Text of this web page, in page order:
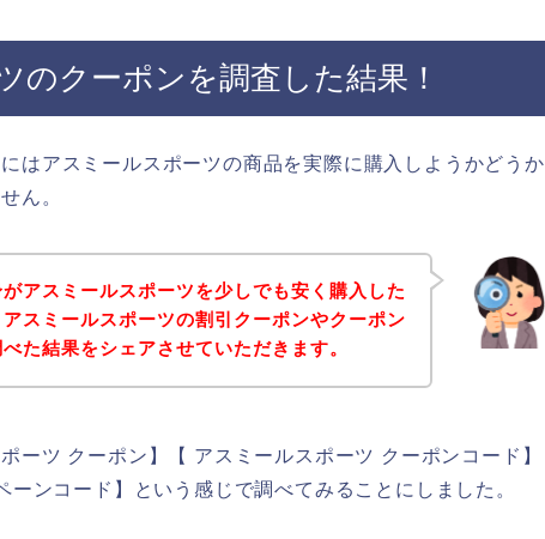
のクーポンを調査した結果！
はアスミールスポーツの商品を実際に購入しようかどうか
ん。
アスミールスポーツを少しでも安く購入した
スミールスポーツの割引クーポンやクーポン
た結果をシェアさせていただきます。
ーツ クーポン】【 アスミールスポーツ クーポンコード】
ーンコード】という感じで調べてみることにしました。